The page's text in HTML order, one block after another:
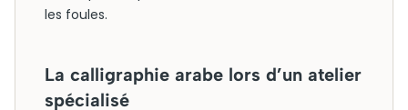
les foules.
La calligraphie arabe lors d’un atelier
spécialisé